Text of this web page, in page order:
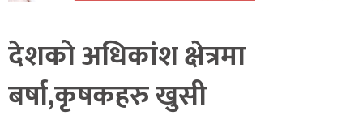
अर्थ
संवाद
देशको अधिकांश क्षेत्रमा
बर्षा,कृषकहरु खुसी